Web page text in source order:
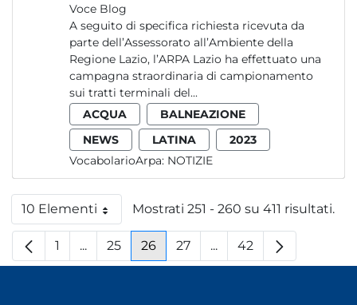
Voce Blog
A seguito di specifica richiesta ricevuta da
parte dell’Assessorato all’Ambiente della
Regione Lazio, l’ARPA Lazio ha effettuato una
campagna straordinaria di campionamento
sui tratti terminali del...
ACQUA
BALNEAZIONE
NEWS
LATINA
2023
VocabolarioArpa: NOTIZIE
10 ElementiPer paginaMostrati 251 - 260 su 411 risultati.
Pagina
1 ...Pagine intermedie
Pagina
25 Pagina
26 Pagina
27 ...Pagine intermedie
Pagina
42